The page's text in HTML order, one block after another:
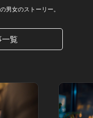
男女のストーリー。
覧